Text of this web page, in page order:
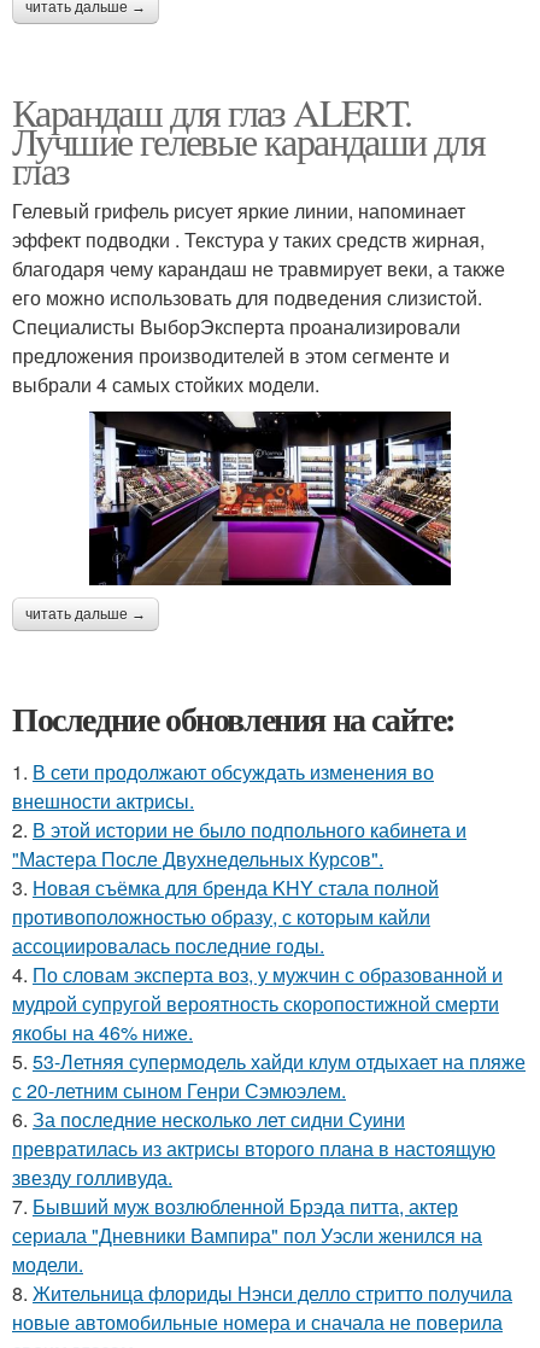
читать дальше →
Карандаш для глаз ALERT.
Лучшие гелевые карандаши для
глаз
Гелевый грифель рисует яркие линии, напоминает
эффект подводки . Текстура у таких средств жирная,
благодаря чему карандаш не травмирует веки, а также
его можно использовать для подведения слизистой.
Специалисты ВыборЭксперта проанализировали
предложения производителей в этом сегменте и
выбрали 4 самых стойких модели.
читать дальше →
Последние обновления на сайте:
1. В сети продолжают обсуждать изменения во
внешности актрисы.
2. В этой истории не было подпольного кабинета и
"Мастера После Двухнедельных Курсов".
3. Новая съёмка для бренда KHY стала полной
противоположностью образу, с которым кайли
ассоциировалась последние годы.
4. По словам эксперта воз, у мужчин с образованной и
мудрой супругой вероятность скоропостижной смерти
якобы на 46% ниже.
5. 53-Летняя супермодель хайди клум отдыхает на пляже
с 20-летним сыном Генри Сэмюэлем.
6. За последние несколько лет сидни Суини
превратилась из актрисы второго плана в настоящую
звезду голливуда.
7. Бывший муж возлюбленной Брэда питта, актер
сериала "Дневники Вампира" пол Уэсли женился на
модели.
8. Жительница флориды Нэнси делло стритто получила
новые автомобильные номера и сначала не поверила